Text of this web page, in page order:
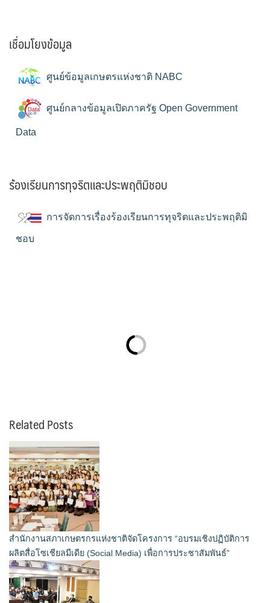
เชื่อมโยงข้อมูล
ศูนย์ข้อมูลเกษตรแห่งชาติ NABC
ศูนย์กลางข้อมูลเปิดภาครัฐ Open Government
Data
ร้องเรียนการทุจริตและประพฤติมิชอบ
การจัดการเรื่องร้องเรียนการทุจริตและประพฤติมิ
ชอบ
Related Posts
สำนักงานสภาเกษตรกรแห่งชาติจัดโครงการ “อบรมเชิงปฏิบัติการ
ผลิตสื่อโซเชียลมีเดีย (Social Media) เพื่อการประชาสัมพันธ์”